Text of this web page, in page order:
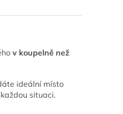
v koupelně než
ideální místo
situaci.